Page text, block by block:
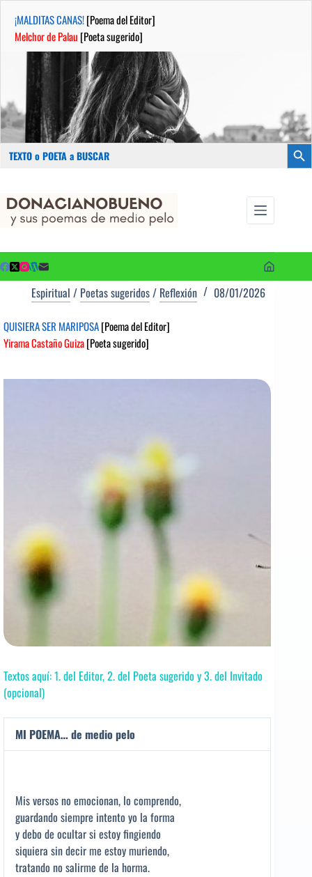
¡MALDITAS CANAS![Poema del Editor]
Melchor de Palau [Poeta sugerido]
Buscar:
contenido
Espiritual / Poetas sugeridos/ Reflexión 08/01/2026
QUISIERA SER MARIPOSA[Poema del Editor]
Yirama Castaño Guiza[Poeta sugerido]
Textos aquí: 1. del Editor, 2. del Poeta sugerido y 3. del Invitado
(opcional)
MI POEMA… de medio pelo
Mis versos no emocionan, lo comprendo,
guardando siempre intento yo la forma
y debo de ocultar si estoy fingiendo
siquiera sin decir me estoy muriendo,
tratando no salirme de la horma.